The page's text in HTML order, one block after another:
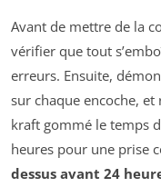
Avant de mettre de la
vérifier que tout
erreurs. Ensuite,
sur chaque encoche,
kraft gommé le temps
heures pour une prise
dessus avant 24